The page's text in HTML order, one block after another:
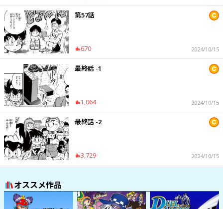
第57話
670 2024/10/15
最終話 -1
1,064 2024/10/15
最終話 -2
3,729 2024/10/15
オススメ作品